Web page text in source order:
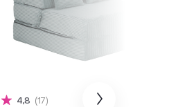
4,8 17